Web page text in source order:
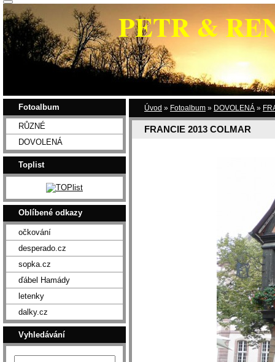
PETR &
Úvod » Fotoalbum » DOVOLENÁ »
FRANCIE 2013 COLMAR
Fotoalbum
RŮZNÉ
DOVOLENÁ
Toplist
Oblíbené odkazy
očkování
desperado.cz
sopka.cz
ďábel Hamády
letenky
dalky.cz
Vyhledávání